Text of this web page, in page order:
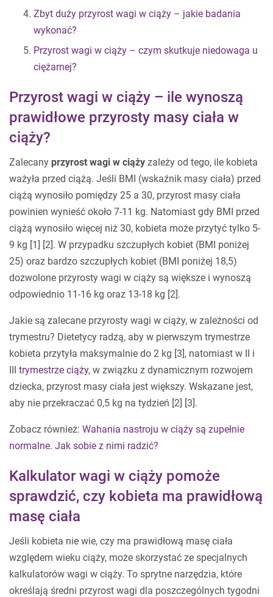
Zbyt duży przyrost wagi w ciąży – jakie badania
wykonać?
Przyrost wagi w ciąży – czym skutkuje niedowaga u
ciężarnej?
Przyrost wagi w ciąży – ile wynoszą
prawidłowe przyrosty masy ciała w
ciąży?
Zalecany przyrost wagi w ciąży zależy od tego, ile kobieta
ważyła przed ciążą. Jeśli BMI (wskaźnik masy ciała) przed
ciążą wynosiło pomiędzy 25 a 30, przyrost masy ciała
powinien wynieść około 7-11 kg. Natomiast gdy BMI przed
ciążą wynosiło więcej niż 30, kobieta może przytyć tylko 5-
9 kg [1] [2]. W przypadku szczupłych kobiet (BMI poniżej
25) oraz bardzo szczupłych kobiet (BMI poniżej 18,5)
dozwolone przyrosty wagi w ciąży są większe i wynoszą
odpowiednio 11-16 kg oraz 13-18 kg [2].
Jakie są zalecane przyrosty wagi w ciąży, w zależności od
trymestru? Dietetycy radzą, aby w pierwszym trymestrze
kobieta przytyła maksymalnie do 2 kg [3], natomiast w II i
III trymestrze ciąży, w związku z dynamicznym rozwojem
dziecka, przyrost masy ciała jest większy. Wskazane jest,
aby nie przekraczać 0,5 kg na tydzień [2] [3].
Zobacz również: Wahania nastroju w ciąży są zupełnie
normalne. Jak sobie z nimi radzić?
Kalkulator wagi w ciąży pomoże
sprawdzić, czy kobieta ma prawidłową
masę ciała
Jeśli kobieta nie wie, czy ma prawidłową masę ciała
względem wieku ciąży, może skorzystać ze specjalnych
kalkulatorów wagi w ciąży. To sprytne narzędzia, które
określają średni przyrost wagi dla poszczególnych tygodni